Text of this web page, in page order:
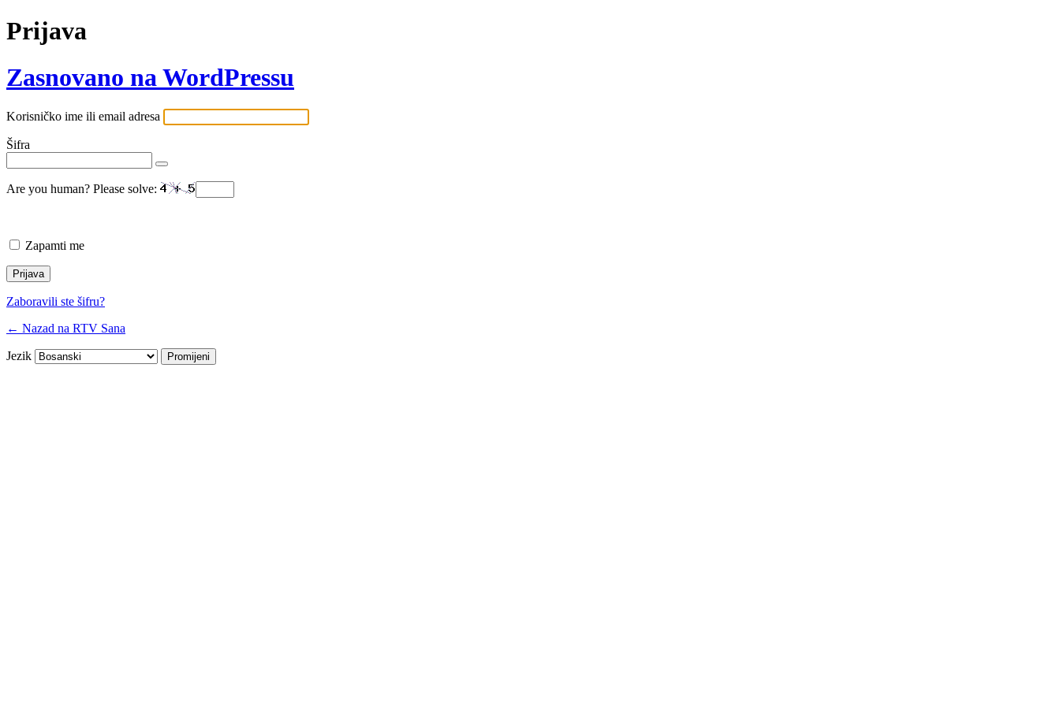
Prijava
Zasnovano na WordPressu
Korisničko ime ili email adresa
Šifra
Are you human? Please solve:
Zapamti me
Zaboravili ste šifru?
← Nazad na RTV Sana
Jezik